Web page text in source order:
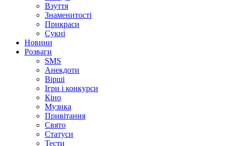
Взуття
Знаменитості
Прикраси
Сукні
Новини
Розваги
SMS
Анекдоти
Вірші
Ігри і конкурси
Кіно
Музика
Привітання
Свято
Статуси
Тести